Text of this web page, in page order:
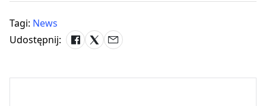
Tagi: News
Udostępnij: